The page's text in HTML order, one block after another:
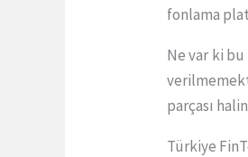
fonlama
Ne var ki
parçası
Türkiye